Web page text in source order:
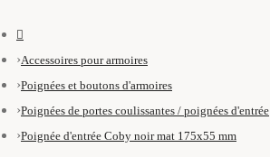
Accessoires pour armoires
Poignées et boutons d'armoires
Poignées de portes coulissantes / poignées d'entrée
Poignée d'entrée Coby noir mat 175x55 mm